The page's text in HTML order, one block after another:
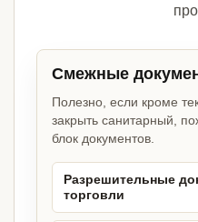
Смежные
Полезно, если кроме
закрыть санитарный,
блок документов.
Разрешительные
торговли